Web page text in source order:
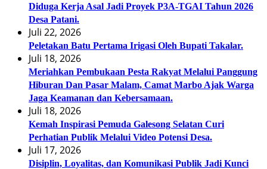
Diduga Kerja Asal Jadi Proyek P3A-TGAI Tahun 2026
Desa Patani.
Juli 22, 2026
Peletakan Batu Pertama Irigasi Oleh Bupati Takalar.
Juli 18, 2026
Meriahkan Pembukaan Pesta Rakyat Melalui Panggung
Hiburan Dan Pasar Malam, Camat Marbo Ajak Warga
Jaga Keamanan dan Kebersamaan.
Juli 18, 2026
Kemah Inspirasi Pemuda Galesong Selatan Curi
Perhatian Publik Melalui Video Potensi Desa.
Juli 17, 2026
Disiplin, Loyalitas, dan Komunikasi Publik Jadi Kunci